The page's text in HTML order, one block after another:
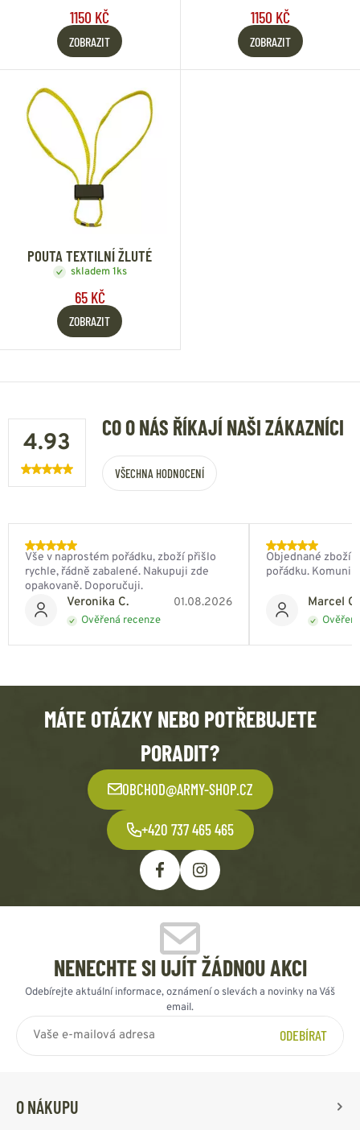
1150 KČ
ZOBRAZIT
1150 KČ
ZOBRAZIT
POUTA TEXTILNÍ ŽLUTÉ
skladem 1ks
65 KČ
ZOBRAZIT
4.93
CO O NÁS ŘÍKAJÍ NAŠI ZÁKAZNÍCI
VŠECHNA HODNOCENÍ
Veronika C. 01.08.2026
Ověřená recenze
Vše v naprostém pořádku, zboží přišlo
rychle, řádně zabalené. Nakupuji zde
opakovaně. Doporučuji.
Marcel
Objednané zboží
pořádku.
MÁTE OTÁZKY NEBO POTŘEBUJETE
PORADIT?
OBCHOD@ARMY-SHOP.CZ
+420 737 465 465
NENECHTE SI UJÍT ŽÁDNOU AKCI
Odebírejte aktuální informace, oznámení o slevách a novinky na Váš
email.
ODEBÍRAT
O NÁKUPU